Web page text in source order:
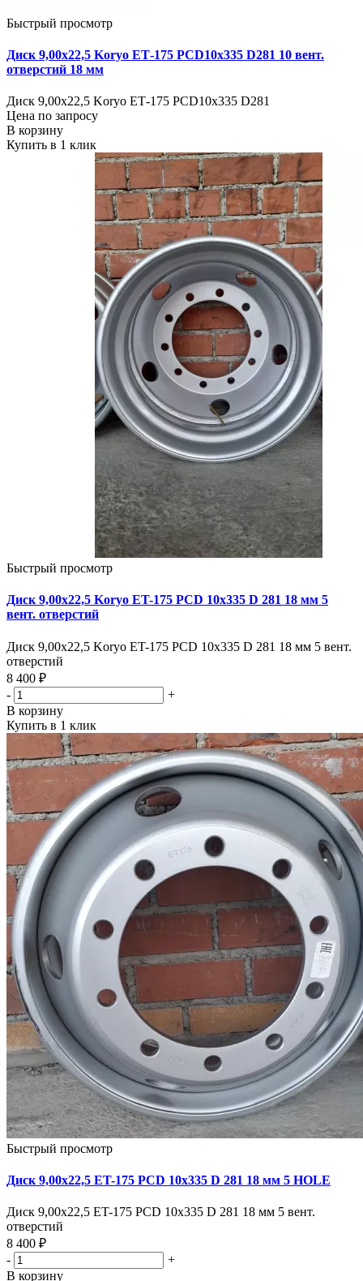
Быстрый просмотр
Диск 9,00х22,5 Koryo ЕТ-175 PCD10x335 D281 10 вент.
отверстий 18 мм
Диск 9,00х22,5 Koryo ЕТ-175 PCD10x335 D281
Цена по запросу
В корзину
Купить в 1 клик
Быстрый просмотр
Диск 9,00х22,5 Koryo ET-175 PCD 10x335 D 281 18 мм 5
вент. отверстий
Диск 9,00х22,5 Koryo ET-175 PCD 10x335 D 281 18 мм 5 вент.
отверстий
8 400 ₽
-
+
В корзину
Купить в 1 клик
Быстрый просмотр
Диск 9,00х22,5 ET-175 PCD 10x335 D 281 18 мм 5 HOLE
Диск 9,00х22,5 ET-175 PCD 10x335 D 281 18 мм 5 вент.
отверстий
8 400 ₽
-
+
В корзину